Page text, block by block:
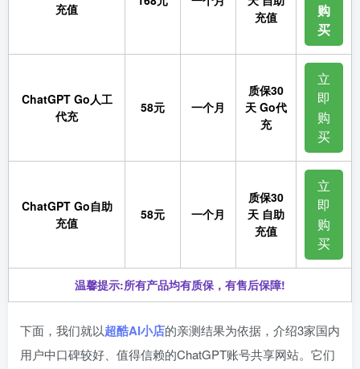
充值
充值
购
买
ChatGPT Go人工
代充
58元 一个月
质保30
天 Go代
充
立
即
购
买
ChatGPT Go自助
充值
58元 一个月
质保30
天 自助
充值
立
即
购
买
温馨提示:所有产品均有质保，有售后保障!
下面，我们就以超酷AI小店的亲测结果为依据，介绍3家国内
用户中口碑较好、值得信赖的ChatGPT账号共享网站。它们